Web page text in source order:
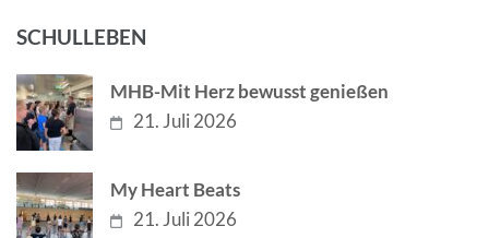
SCHULLEBEN
MHB-Mit Herz bewusst genießen
21. Juli 2026
My Heart Beats
21. Juli 2026